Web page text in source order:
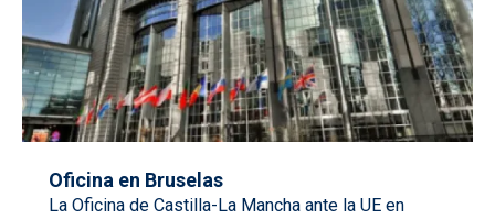
Oficina en Bruselas
La Oficina de Castilla-La Mancha ante la UE en